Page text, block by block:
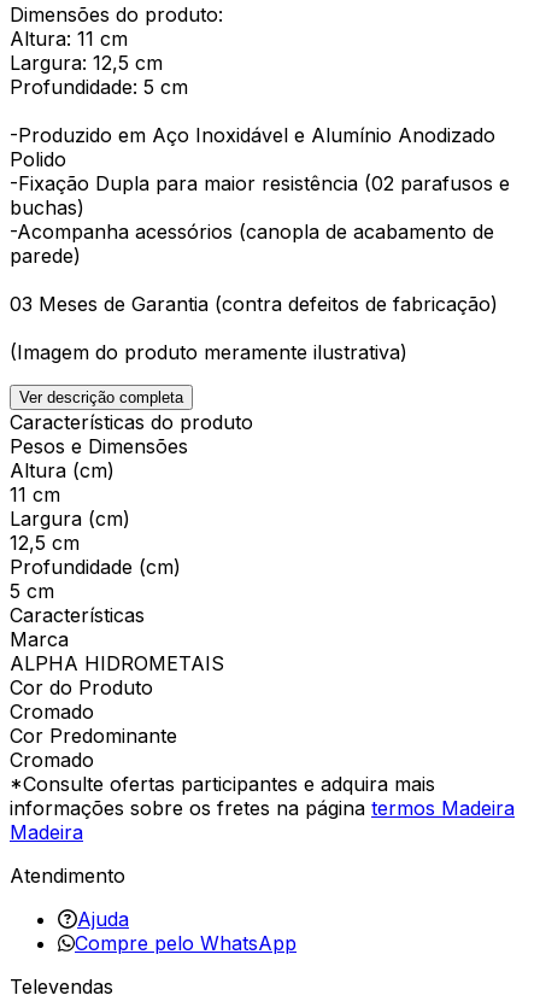
Dimensões do produto:
Altura: 11 cm
Largura: 12,5 cm
Profundidade: 5 cm
-Produzido em Aço Inoxidável e Alumínio Anodizado
Polido
-Fixação Dupla para maior resistência (02 parafusos e
buchas)
-Acompanha acessórios (canopla de acabamento de
parede)
03 Meses de Garantia (contra defeitos de fabricação)
(Imagem do produto meramente ilustrativa)
Ver descrição completa
Características do produto
Pesos e Dimensões
Altura (cm)
11 cm
Largura (cm)
12,5 cm
Profundidade (cm)
5 cm
Características
Marca
ALPHA HIDROMETAIS
Cor do Produto
Cromado
Cor Predominante
Cromado
*Consulte ofertas participantes e adquira mais
informações sobre os fretes na página termos Madeira
Madeira
Atendimento
Ajuda
Compre pelo WhatsApp
Televendas